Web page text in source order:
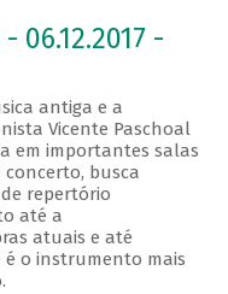
06.12.2017 -
antiga e a
Vicente Paschoal
em importantes salas
busca
repertório
até a
atuais e até
é o instrumento mais